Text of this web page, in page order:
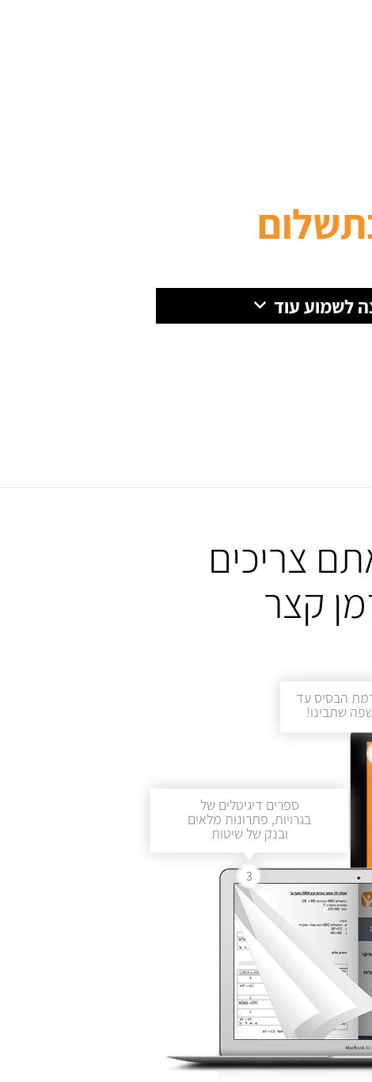
לשמוע עוד
צריכים
קצר
הבסיס עד
שתבינו!
ספרים דיגיטלים של
בגרויות, פתרונות מלאים
ובנק של שיטות
3